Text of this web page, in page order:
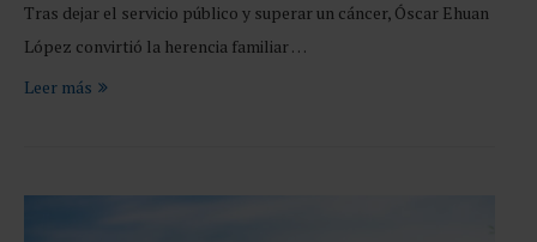
Tras dejar el servicio público y superar un cáncer, Óscar Ehuan
López convirtió la herencia familiar …
Leer más